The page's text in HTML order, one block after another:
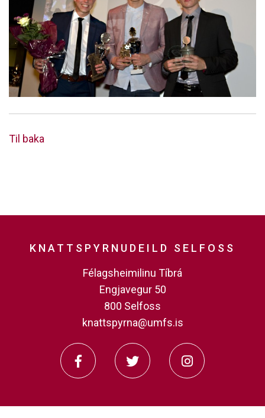
Til baka
KNATTSPYRNUDEILD SELFOSS
Félagsheimilinu Tíbrá
Engjavegur 50
800 Selfoss
knattspyrna@umfs.is